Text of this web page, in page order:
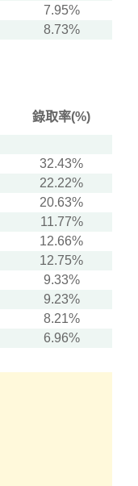
7.95%
8.73%
錄取率(%)
32.43%
22.22%
20.63%
11.77%
12.66%
12.75%
9.33%
9.23%
8.21%
6.96%